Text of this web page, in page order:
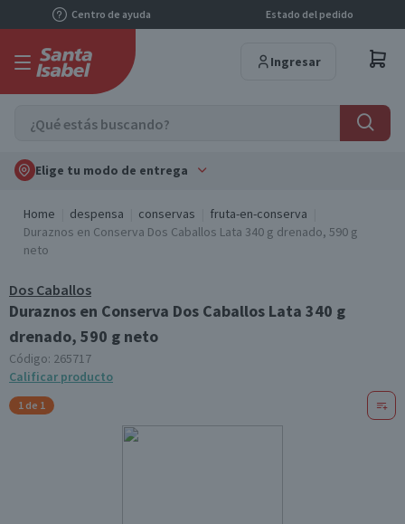
Centro de ayuda Estado del pedido
Ingresar
Elige tu modo de entrega
Home despensa conservas
fruta-en-conserva
Duraznos en Conserva Dos Caballos Lata 340 g drenado, 590 g
neto
Dos Caballos
Duraznos en Conserva Dos Caballos Lata 340 g
drenado, 590 g neto
Código: 265717
Calificar producto
1 de 1